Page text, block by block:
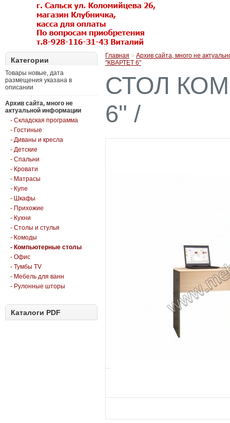
Категории
Товары новые, дата
размещения указана в
описании
Архив сайта, много не
актуальной информации
- Складская программа
- Гостиные
- Диваны и кресла
- Детские
- Спальни
- Кровати
- Матрасы
- Купе
- Шкафы
- Прихожие
- Кухни
- Столы и стулья
- Комоды
- Компьютерные столы
- Офис
- Тумбы TV
- Мебель для ванн
- Рулонные шторы
Каталоги PDF
Главная » Архив сайта, много не
"КВАРТЕТ 6"
СТОЛ
6" /